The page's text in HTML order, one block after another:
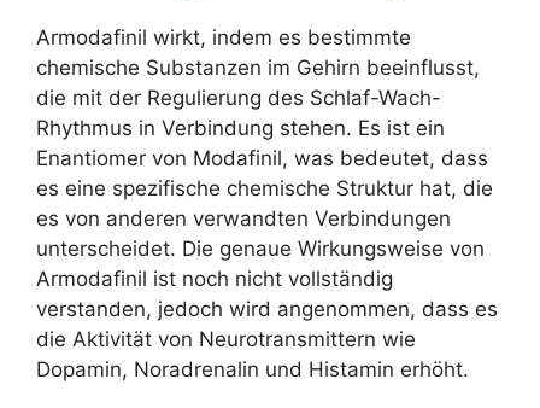
Armodafinil wirkt, indem es bestimmte
chemische Substanzen im Gehirn beeinflusst,
die mit der Regulierung des Schlaf-Wach-
Rhythmus in Verbindung stehen. Es ist ein
Enantiomer von Modafinil, was bedeutet, dass
es eine spezifische chemische Struktur hat, die
es von anderen verwandten Verbindungen
unterscheidet. Die genaue Wirkungsweise von
Armodafinil ist noch nicht vollständig
verstanden, jedoch wird angenommen, dass es
die Aktivität von Neurotransmittern wie
Dopamin, Noradrenalin und Histamin erhöht.